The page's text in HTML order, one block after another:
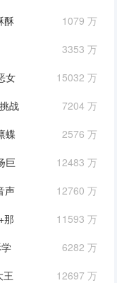
酥
1079 万
3353 万
女
15032 万
战
7204 万
蝶
2576 万
巨
12483 万
声
12760 万
那
11593 万
6282 万
王
12697 万